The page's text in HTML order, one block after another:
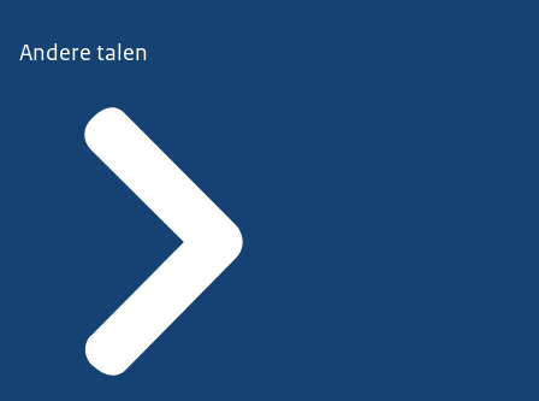
Andere talen